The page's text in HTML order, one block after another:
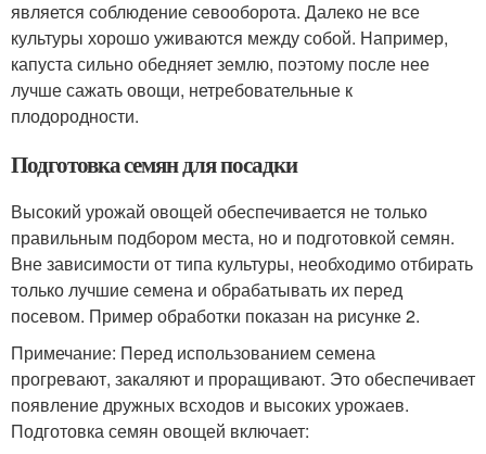
является соблюдение севооборота. Далеко не все
культуры хорошо уживаются между собой. Например,
капуста сильно обедняет землю, поэтому после нее
лучше сажать овощи, нетребовательные к
плодородности.
Подготовка семян для посадки
Высокий урожай овощей обеспечивается не только
правильным подбором места, но и подготовкой семян.
Вне зависимости от типа культуры, необходимо отбирать
только лучшие семена и обрабатывать их перед
посевом. Пример обработки показан на рисунке 2.
Примечание: Перед использованием семена
прогревают, закаляют и проращивают. Это обеспечивает
появление дружных всходов и высоких урожаев.
Подготовка семян овощей включает: